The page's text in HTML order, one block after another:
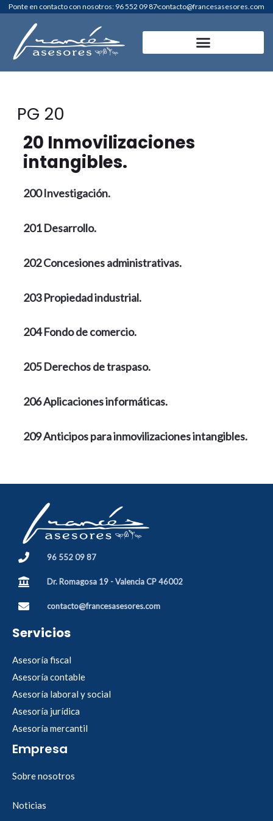
contenido
Ponte en contacto con nosotros: 96 552 09 87contacto@francesasesores.com
PG 20
20 Inmovilizaciones
intangibles.
200 Investigación.
201 Desarrollo.
202 Concesiones administrativas.
203 Propiedad industrial.
204 Fondo de comercio.
205 Derechos de traspaso.
206 Aplicaciones informáticas.
209 Anticipos para inmovilizaciones intangibles.
96 552 09 87
Dr. Romagosa 19 - Valencia CP 46002
contacto@francesasesores.com
Servicios
Asesoría fiscal
Asesoría contable
Asesoría laboral y social
Asesoría jurídica
Asesoría mercantil
Empresa
Sobre nosotros
Noticias